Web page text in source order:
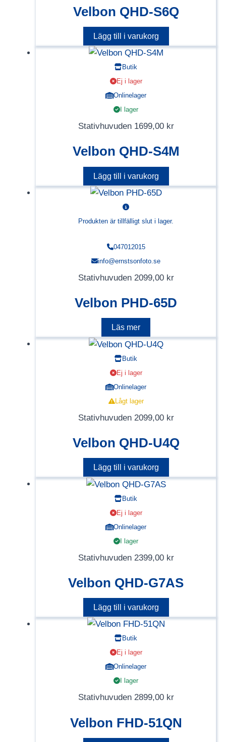
Velbon QHD-S6Q
Lägg till i varukorg
Butik
Ej i lager
Onlinelager
I lager
Stativhuvuden 1699,00 kr
Velbon QHD-S4M
Lägg till i varukorg
Produkten är tillfälligt slut i lager.
047012015
info@ernstsonfoto.se
Stativhuvuden 2099,00 kr
Velbon PHD-65D
Läs mer
Butik
Ej i lager
Onlinelager
Lågt lager
Stativhuvuden 2099,00 kr
Velbon QHD-U4Q
Lägg till i varukorg
Butik
Ej i lager
Onlinelager
I lager
Stativhuvuden 2399,00 kr
Velbon QHD-G7AS
Lägg till i varukorg
Butik
Ej i lager
Onlinelager
I lager
Stativhuvuden 2899,00 kr
Velbon FHD-51QN